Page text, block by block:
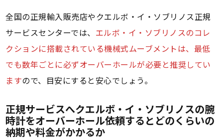
全国の正規輸入販売店やクエルボ・イ・ソブリノス正規
サービスセンターでは、 エルボ・イ・ソブリノスのコレ
クションに搭載されている機械式ムーブメントは、最低
でも数年ごとに必ずオーバーホールが必要と推奨してい
ますので、目安にすると安心でしょう。
正規サービスへクエルボ・イ・ソブリノスの腕
時計をオーバーホール依頼するとどのくらいの
納期や料金がかかるか